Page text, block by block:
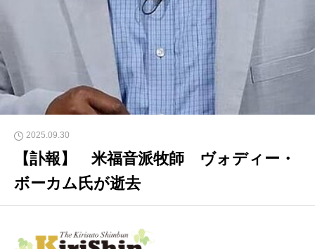
2025.09.30
【訃報】 米福音派牧師 ヴォディー・
ボーカム氏が逝去